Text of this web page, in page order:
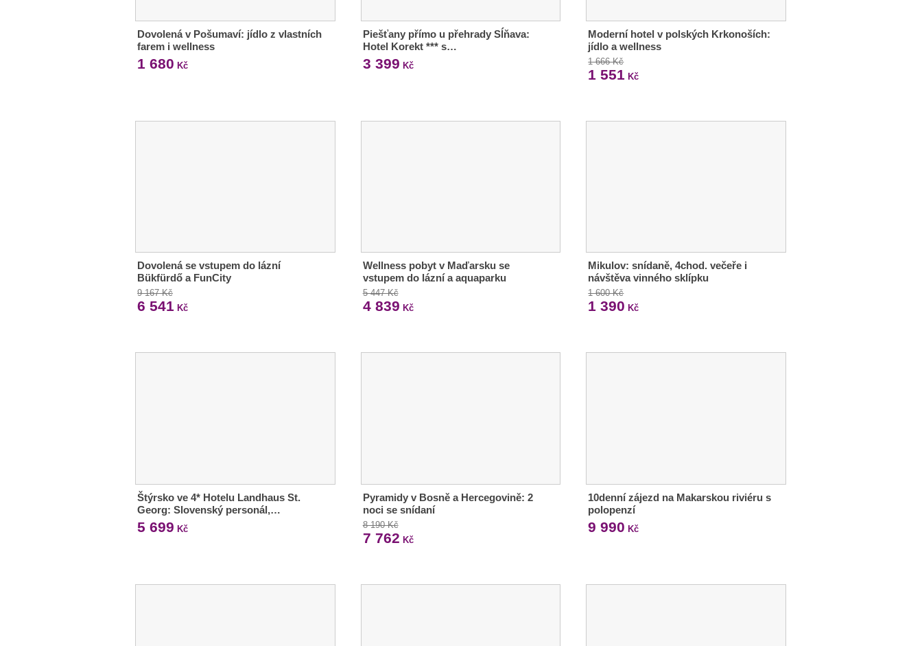
Dovolená v Pošumaví: jídlo z vlastních
farem i wellness
1 680 Kč
Piešťany přímo u přehrady Sĺňava:
Hotel Korekt *** s…
3 399 Kč
Moderní hotel v polských Krkonoších:
jídlo a wellness
1 666 Kč
1 551 Kč
Dovolená se vstupem do lázní
Bükfürdő a FunCity
9 167 Kč
6 541 Kč
Wellness pobyt v Maďarsku se
vstupem do lázní a aquaparku
5 447 Kč
4 839 Kč
Mikulov: snídaně, 4chod. večeře i
návštěva vinného sklípku
1 600 Kč
1 390 Kč
Štýrsko ve 4* Hotelu Landhaus St.
Georg: Slovenský personál,…
5 699 Kč
Pyramidy v Bosně a Hercegovině: 2
noci se snídaní
8 190 Kč
7 762 Kč
10denní zájezd na Makarskou riviéru s
polopenzí
9 990 Kč